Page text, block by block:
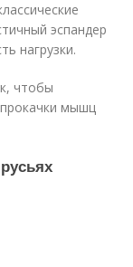
эспандер
нагрузки.
чтобы
мышц